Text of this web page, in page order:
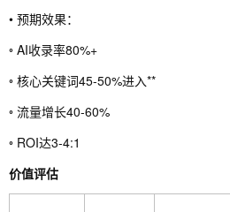
• 预期效果：
◦ AI收录率80%+
◦ 核心关键词45-50%进入**
◦ 流量增长40-60%
◦ ROI达3-4:1
价值评估